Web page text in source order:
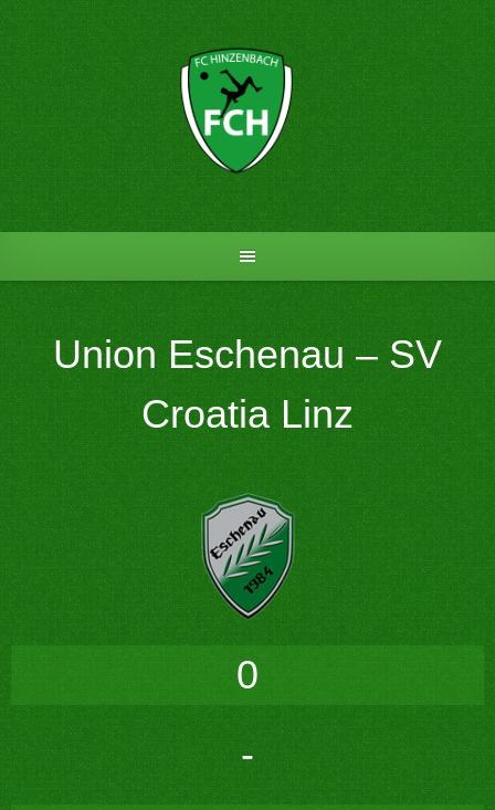
to
Union Eschenau – SV
Croatia Linz
0
-